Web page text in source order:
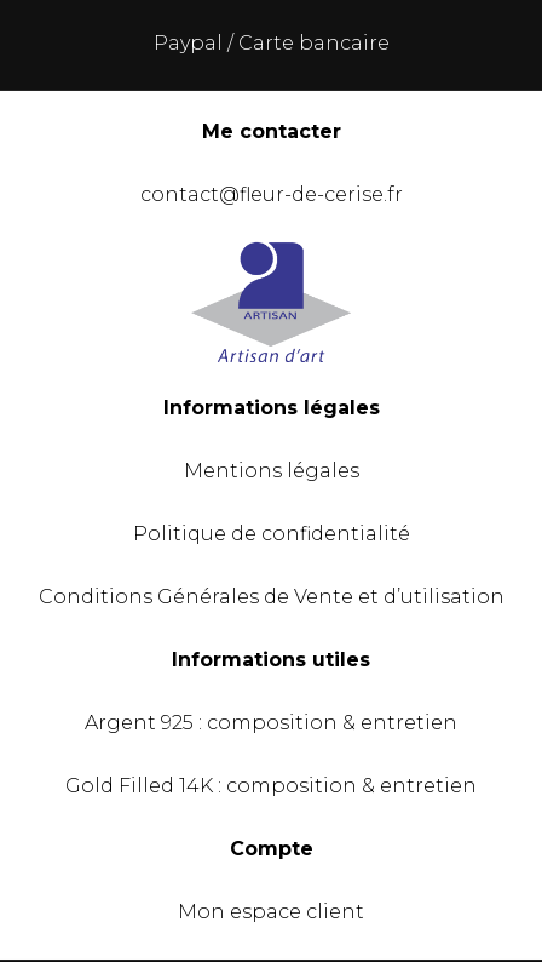
Paypal / Carte bancaire
Me contacter
contact@fleur-de-cerise.fr
Informations légales
Mentions légales
Politique de confidentialité
Conditions Générales de Vente et d’utilisation
Informations utiles
Argent 925 : composition & entretien
Gold Filled 14K : composition & entretien
Compte
Mon espace client